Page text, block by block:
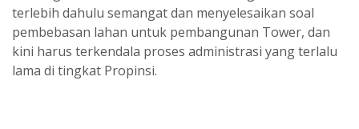
terlebih dahulu semangat dan menyelesaikan soal
pembebasan lahan untuk pembangunan Tower, dan
kini harus terkendala proses administrasi yang terlalu
lama di tingkat Propinsi.